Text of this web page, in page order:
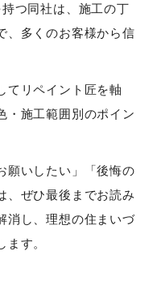
つ同社は、施工の丁
、多くのお客様から信
てリペイント匠を軸
・施工範囲別のポイン
願いしたい」「後悔の
、ぜひ最後までお読み
消し、理想の住まいづ
す。